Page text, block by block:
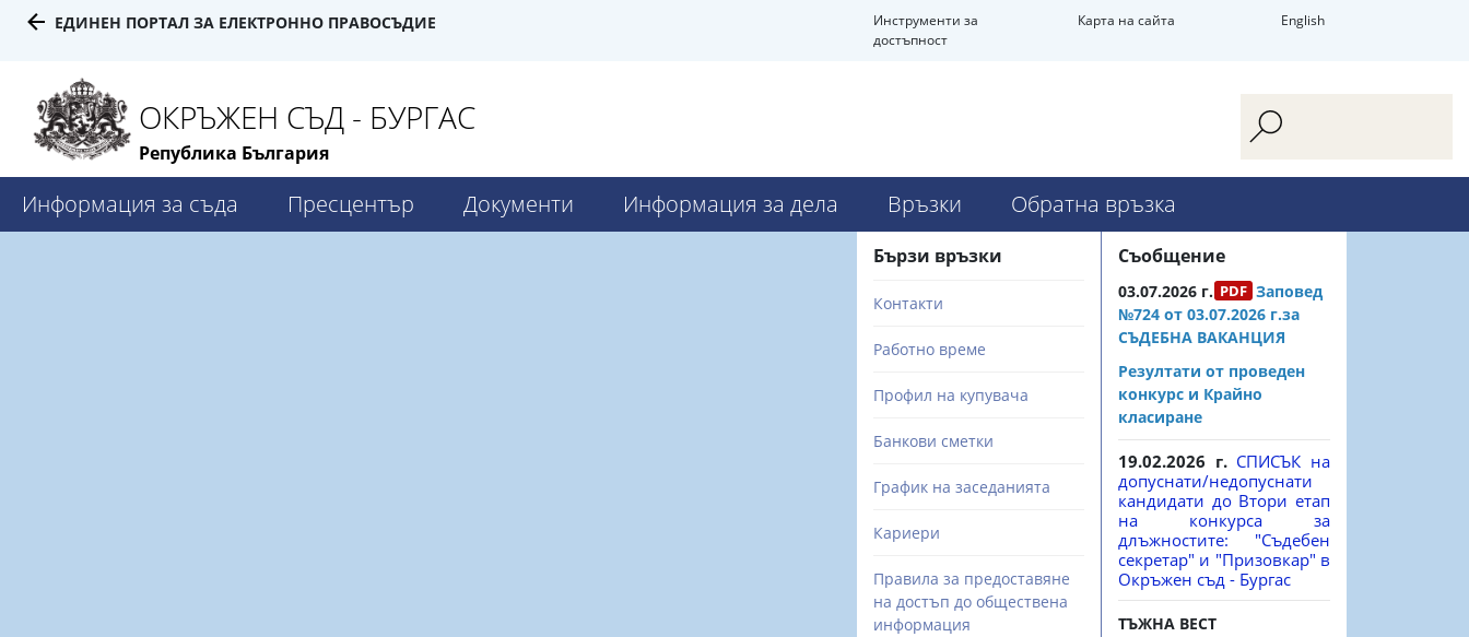
ЕДИНЕН ПОРТАЛ ЗА ЕЛЕКТРОННО ПРАВОСЪДИЕ
Инструменти за
достъпност
Карта на сайта English
ОКРЪЖЕН СЪД - БУРГАС
Република България
Информация за съда Пресцентър Документи Информация за дела Връзки Обратна връзка
Бързи връзки
Контакти
Работно време
Профил на купувача
Банкови сметки
График на заседанията
Кариери
Правила за предоставяне
на достъп до обществена
информация
Съобщение
03.07.2026 г.
Заповед
№724 от 03.07.2026 г.за
СЪДЕБНА ВАКАНЦИЯ
Резултати от проведен
конкурс и Крайно
класиране
19.02.2026 г. СПИСЪК на
допуснати/недопуснати
кандидати до Втори етап
на конкурса за
длъжностите: "Съдебен
секретар" и "Призовкар" в
Окръжен съд - Бургас
ТЪЖНА ВЕСТ